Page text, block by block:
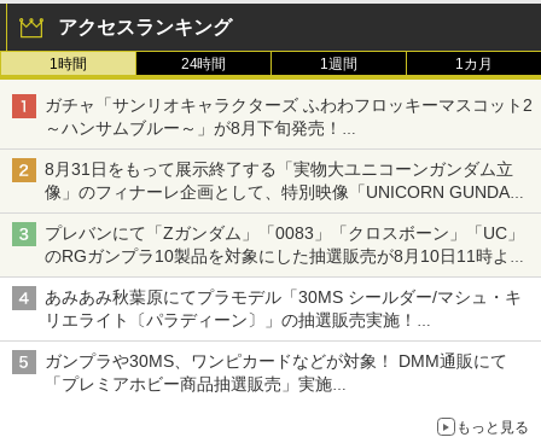
アクセスランキング
1時間 24時間 1週間 1カ月
ガチャ「サンリオキャラクターズ ふわわフロッキーマスコット2
～ハンサムブルー～」が8月下旬発売！
ポチャッコやタキシードサムたちがブルーなハンサム仕様で登場
8月31日をもって展示終了する「実物大ユニコーンガンダム立
像」のフィナーレ企画として、特別映像「UNICORN GUNDAM
Statue ― BEYOND POSSIBILITY ―」が8月22日より限定上映
プレバンにて「Zガンダム」「0083」「クロスボーン」「UC」
のRGガンプラ10製品を対象にした抽選販売が8月10日11時より
実施！
あみあみ秋葉原にてプラモデル「30MS シールダー/マシュ・キ
リエライト〔パラディーン〕」の抽選販売実施！
「30MS オプションパーツセット29(アクションウエアβ)」も対
象
ガンプラや30MS、ワンピカードなどが対象！ DMM通販にて
「プレミアホビー商品抽選販売」実施
もっと見る